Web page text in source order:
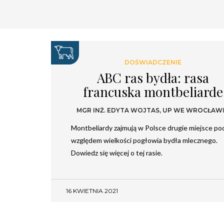
DOŚWIADCZENIE
ABC ras bydła: rasa
francuska montbeliarde
MGR INŻ. EDYTA WOJTAS, UP WE
Montbeliardy zajmują w Polsce drugie miejsce
względem wielkości pogłowia bydła mlecznego.
Dowiedz się więcej o tej rasie.
16 KWIETNIA 2021